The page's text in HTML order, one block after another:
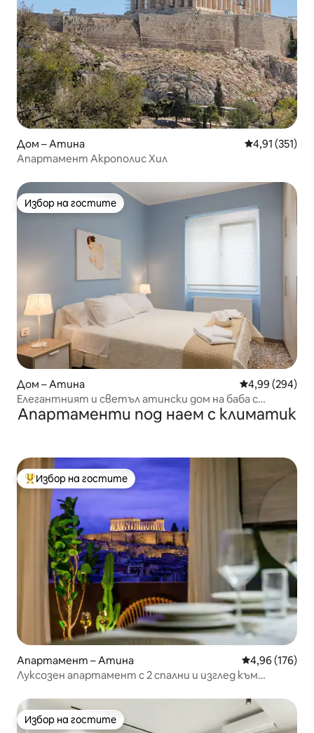
Дом – Атина Средна
4,91 (351)
Апартамент Акрополис Хил
Избор на гостите
Избор на гостите
Дом – Атина Средна
4,99 (294)
Елегантният и светъл атински дом на баба с
вътрешен двор
Апартаменти под наем с климатик
Най-популярен избор на гостите
Избор на гостите
Апартамент – Атина Средна
4,96 (176)
Луксозен апартамент с 2 спални и изглед към
Избор на гостите
Избор на гостите